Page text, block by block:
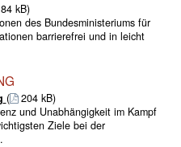
84 kB)
des Bundesministeriums für
barrierefrei und in leicht
(
204 kB)
und Unabhängigkeit im Kampf
Ziele bei der